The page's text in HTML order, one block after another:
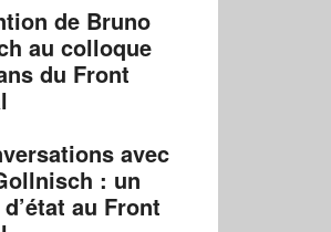
de Bruno
au colloque
du Front
avec
: un
au Front